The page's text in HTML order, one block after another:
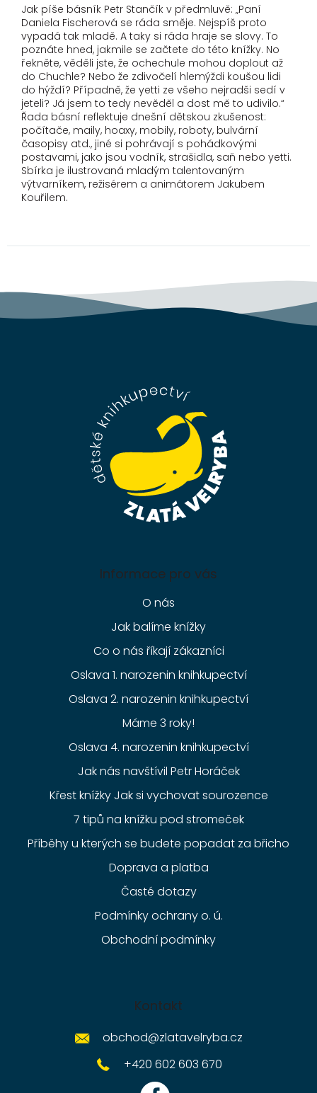
Jak píše básník Petr Stančík v předmluvě: „Paní
Daniela Fischerová se ráda směje. Nejspíš proto
vypadá tak mladě. A taky si ráda hraje se slovy. To
poznáte hned, jakmile se začtete do této knížky. No
řekněte, věděli jste, že ochechule mohou doplout až
do Chuchle? Nebo že zdivočelí hlemýždi koušou lidi
do hýždí? Případně, že yetti ze všeho nejradši sedí v
jeteli? Já jsem to tedy nevěděl a dost mě to udivilo.“
Řada básní reflektuje dnešní dětskou zkušenost:
počítače, maily, hoaxy, mobily, roboty, bulvární
časopisy atd., jiné si pohrávají s pohádkovými
postavami, jako jsou vodník, strašidla, saň nebo yetti.
Sbírka je ilustrovaná mladým talentovaným
výtvarníkem, režisérem a animátorem Jakubem
Kouřilem.
Informace pro vás
O nás
Jak balíme knížky
Co o nás říkají zákazníci
Oslava 1. narozenin knihkupectví
Oslava 2. narozenin knihkupectví
Máme 3 roky!
Oslava 4. narozenin knihkupectví
Jak nás navštívil Petr Horáček
Křest knížky Jak si vychovat sourozence
7 tipů na knížku pod stromeček
Příběhy u kterých se budete popadat za břicho
Doprava a platba
Časté dotazy
Podmínky ochrany o. ú.
Obchodní podmínky
Kontakt
obchod@zlatavelryba.cz
+420 602 603 670